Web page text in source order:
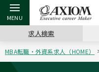
戻る
戻る
戻る
戻る
戻る
戻る
求人検索
MBA転職・外資系求人（HOME）